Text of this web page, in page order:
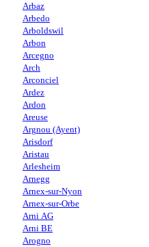
Arbaz
Arbedo
Arboldswil
Arbon
Arcegno
Arch
Arconciel
Ardez
Ardon
Areuse
Argnou (Ayent)
Arisdorf
Aristau
Arlesheim
Arnegg
Arnex-sur-Nyon
Arnex-sur-Orbe
Arni AG
Arni BE
Arogno